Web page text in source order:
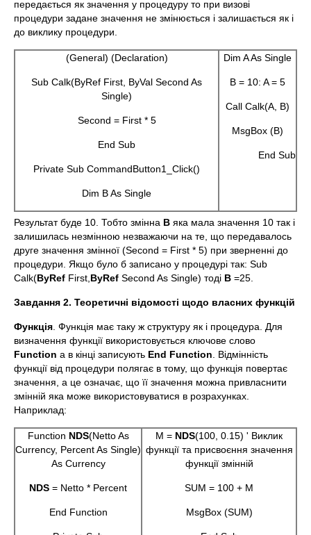
передається як значення у процедуру то при визові
процедури задане значення не змінюється і залишається як і
до виклику процедури.
(General) (Declaration)
Sub Calk(ByRef First, ByVal Second As
Single)
Second = First * 5
End Sub
Private Sub CommandButton1_Click()
Dim B As Single
Dim A As Single
B = 10: A = 5
Call Calk(A, B)
MsgBox (B)
End Sub
Результат буде 10. Тобто змінна В яка мала значення 10 так і
залишилась незмінною незважаючи на те, що передавалось
друге значення змінної (Second = First * 5) при зверненні до
процедури. Якщо було б записано у процедурі так: Sub
Calk(ByRef First, ByRef Second As Single) тоді В =25.
Завдання 2. Теоретичні відомості щодо власних функцій
Функція . Функція має таку ж структуру як і процедура. Для
визначення функції використовується ключове слово
Function а в кінці записують End Function . Відмінність
функції від процедури полягає в тому, що функція повертає
значення, а це означає, що її значення можна привласнити
змінній яка може використовуватися в розрахунках.
Наприклад:
Function NDS(Netto As
Currency, Percent As Single)
As Currency
NDS = Netto * Percent
End Function
M = NDS(100, 0.15) ' Виклик
функції та присвоєння значення
функції змінній
SUM = 100 + M
MsgBox (SUM)